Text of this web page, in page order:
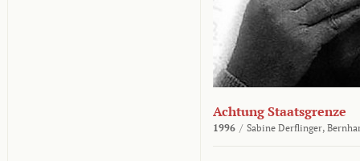
Achtung Staatsgrenze
1996 / Sabine Derflinger,